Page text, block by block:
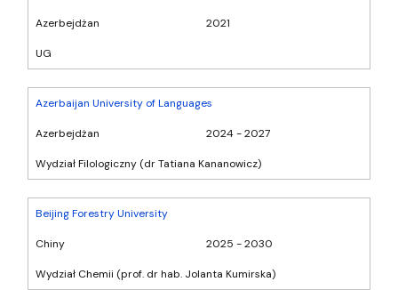
Azerbejdżan 2021
UG
Azerbaijan University of Languages
Azerbejdżan 2024 - 2027
Wydział Filologiczny (dr Tatiana Kananowicz)
Beijing Forestry University
Chiny 2025 - 2030
Wydział Chemii (prof. dr hab. Jolanta Kumirska)